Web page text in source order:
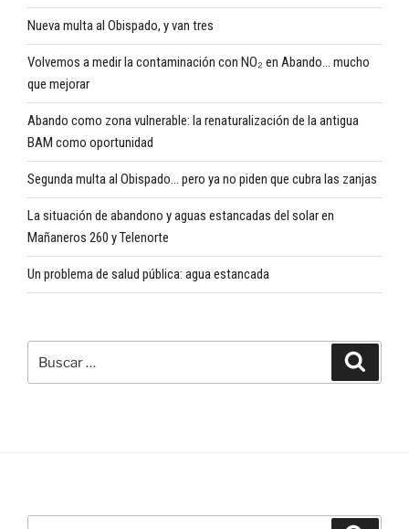
Nueva multa al Obispado, y van tres
Volvemos a medir la contaminación con NO₂ en Abando… mucho
que mejorar
Abando como zona vulnerable: la renaturalización de la antigua
BAM como oportunidad
Segunda multa al Obispado… pero ya no piden que cubra las zanjas
La situación de abandono y aguas estancadas del solar en
Mañaneros 260 y Telenorte
Un problema de salud pública: agua estancada
por: